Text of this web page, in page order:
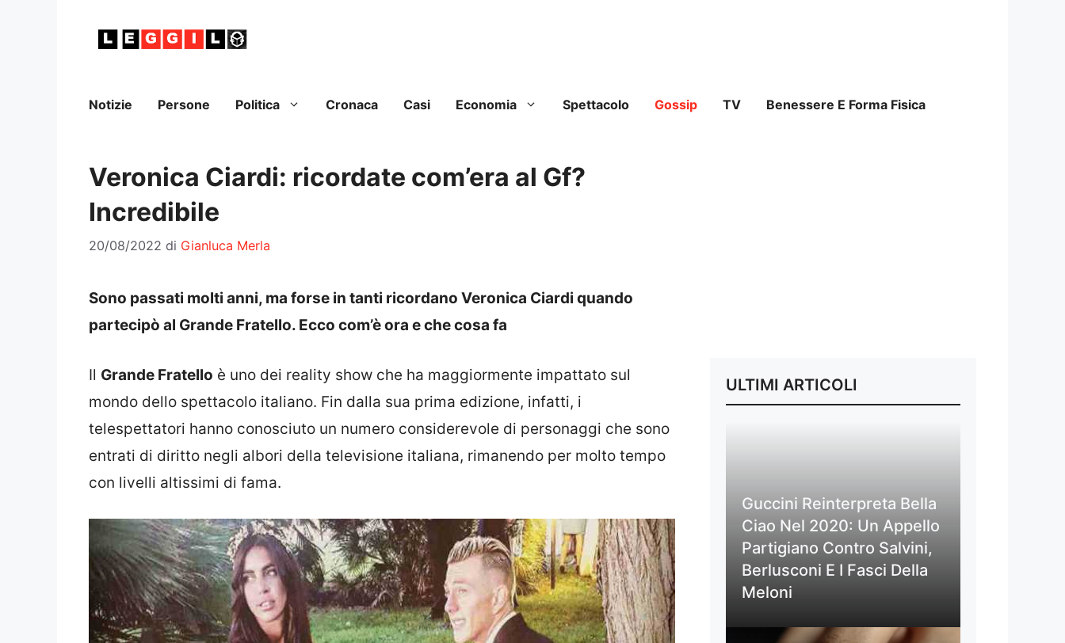
Notizie Persone Politica Cronaca Casi Economia Spettacolo Gossip TV Benessere E Forma Fisica
Veronica Ciardi: ricordate com’era al Gf?
Incredibile
20/08/2022 di Gianluca Merla
Sono passati molti anni, ma forse in tanti ricordano Veronica Ciardi quando
partecipò al Grande Fratello. Ecco com’è ora e che cosa fa
Il Grande Fratello è uno dei reality show che ha maggiormente impattato sul
mondo dello spettacolo italiano. Fin dalla sua prima edizione, infatti, i
telespettatori hanno conosciuto un numero considerevole di personaggi che sono
entrati di diritto negli albori della televisione italiana, rimanendo per molto tempo
con livelli altissimi di fama.
ULTIMI ARTICOLI
Guccini Reinterpreta Bella
Ciao Nel 2020: Un Appello
Partigiano Contro Salvini,
Berlusconi E I Fasci Della
Meloni